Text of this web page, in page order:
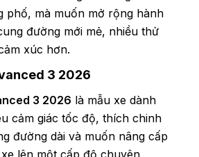
phố, mà muốn mở rộng hành
đường mới mẻ, nhiều thử
xúc hơn.
3 2026
3 2026 là mẫu xe dành
cảm giác tốc độ, thích chinh
đường dài và muốn nâng cấp